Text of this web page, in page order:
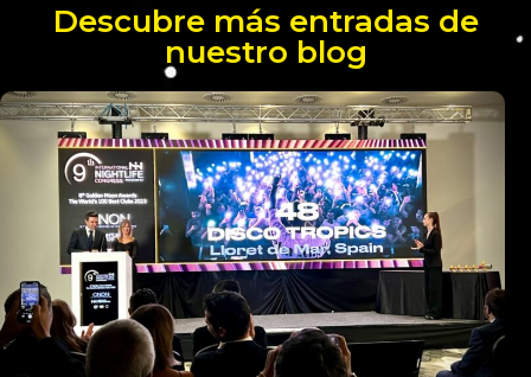
Descubre más entradas de
nuestro blog